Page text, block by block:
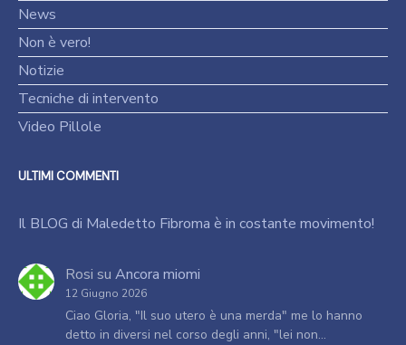
News
Non è vero!
Notizie
Tecniche di intervento
Video Pillole
ULTIMI COMMENTI
Il BLOG di Maledetto Fibroma è in costante movimento!
Rosi su Ancora miomi
12 Giugno 2026
Ciao Gloria, "Il suo utero è una merda" me lo hanno
detto in diversi nel corso degli anni, "lei non…